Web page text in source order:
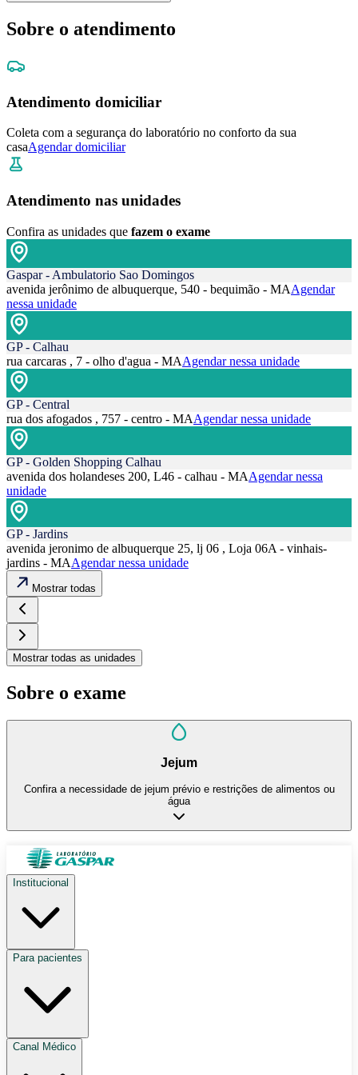
Sobre o atendimento
Atendimento domiciliar
Coleta com a segurança do laboratório no conforto da sua
casaAgendar domiciliar
Atendimento nas unidades
Confira as unidades que fazem o exame
Gaspar - Ambulatorio Sao Domingos
avenida jerônimo de albuquerque, 540 - bequimão - MAAgendar
nessa unidade
GP - Calhau
rua carcaras , 7 - olho d'agua - MAAgendar nessa unidade
GP - Central
rua dos afogados , 757 - centro - MAAgendar nessa unidade
GP - Golden Shopping Calhau
avenida dos holandeses 200, L46 - calhau - MAAgendar nessa
unidade
GP - Jardins
avenida jeronimo de albuquerque 25, lj 06 , Loja 06A - vinhais-
jardins - MAAgendar nessa unidade
Mostrar todas
Mostrar todas as unidades
Sobre o exame
Jejum
Confira a necessidade de jejum prévio e restrições de alimentos ou
água
Institucional
Para pacientes
Canal Médico